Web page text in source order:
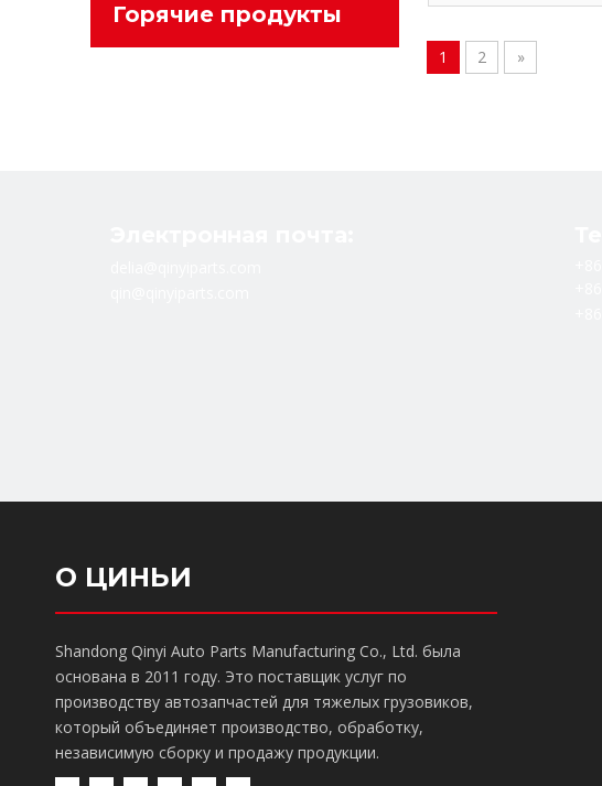
Горячие продукты
1 2 »
О ЦИНЬИ
Shandong Qinyi Auto Parts Manufacturing Co., Ltd. была
основана в 2011 году. Это поставщик услуг по
производству автозапчастей для тяжелых грузовиков,
который объединяет производство, обработку,
независимую сборку и продажу продукции.